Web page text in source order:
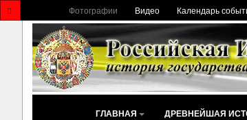
Фотографии Видео Календарь
ГЛАВНАЯ ДРЕВНЕЙШАЯ